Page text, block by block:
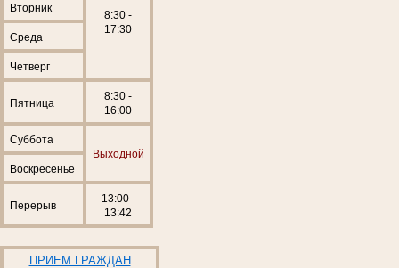
8:30 -
17:30
Вторник
Среда
Четверг
Пятница
8:30 -
16:00
Суббота
Выходной
Воскресенье
Перерыв
13:00 -
13:42
ПРИЕМ ГРАЖДАН